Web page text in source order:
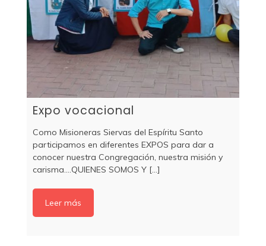
Expo vocacional
Como Misioneras Siervas del Espíritu Santo
participamos en diferentes EXPOS para dar a
conocer nuestra Congregación, nuestra misión y
carisma....QUIENES SOMOS Y [...]
Leer más